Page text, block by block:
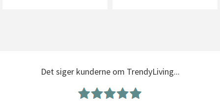
Det siger kunderne om TrendyLiving...